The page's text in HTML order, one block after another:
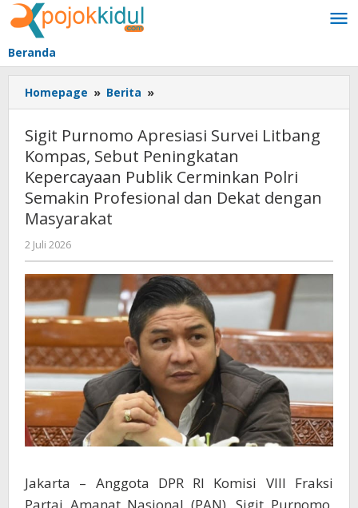
Lewati
ke
konten
Beranda
Homepage » Berita »
Purnomo
Survei
Litbang
Kompas,
Sebut
Peningkatan
Cerminkan
Polri
Semakin
Profesional
dan
Dekat
dengan
Masyarakat
Sigit Purnomo Apresiasi Survei Litbang
Kompas, Sebut Peningkatan
Kepercayaan Publik Cerminkan Polri
Semakin Profesional dan Dekat dengan
Masyarakat
2 Juli 2026
BangAdmin
Jakarta – Anggota DPR RI Komisi VIII Fraksi